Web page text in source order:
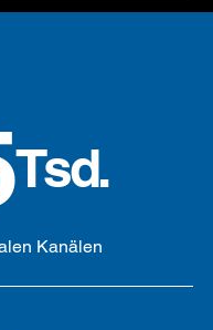
Tsd.
Kanälen